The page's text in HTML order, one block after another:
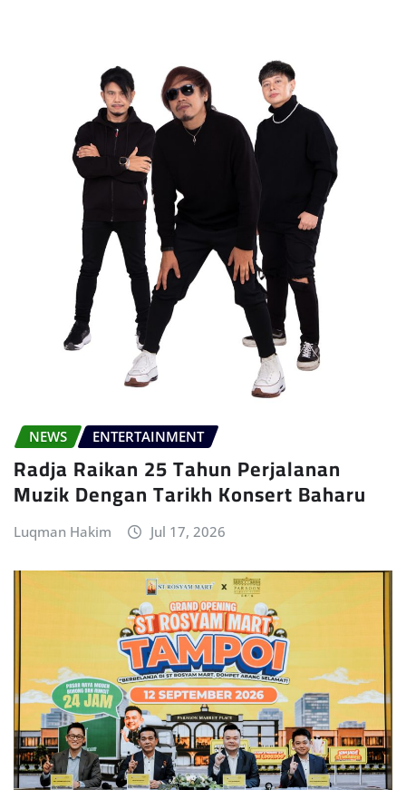
NEWS ENTERTAINMENT
Radja Raikan 25 Tahun Perjalanan
Muzik Dengan Tarikh Konsert Baharu
Luqman Hakim Jul 17, 2026